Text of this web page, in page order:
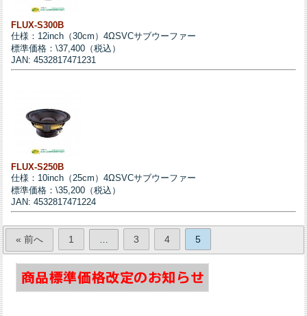
FLUX-S300B
仕様：12inch（30cm）4ΩSVCサブウーファー
標準価格：\37,400（税込）
JAN: 4532817471231
FLUX-S250B
仕様：10inch（25cm）4ΩSVCサブウーファー
標準価格：\35,200（税込）
JAN: 4532817471224
« 前へ 1 3 4 5